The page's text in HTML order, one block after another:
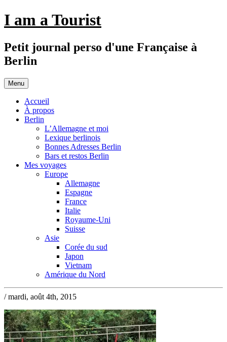
Aller
au
I am a Tourist
Petit journal perso d'une Française à
Berlin
Menu
Accueil
À propos
Berlin
L’Allemagne et moi
Lexique berlinois
Bonnes Adresses Berlin
Bars et restos Berlin
Mes voyages
Europe
Allemagne
Espagne
France
Italie
Royaume-Uni
Suisse
Asie
Corée du sud
Japon
Vietnam
Amérique du Nord
/ mardi, août 4th, 2015